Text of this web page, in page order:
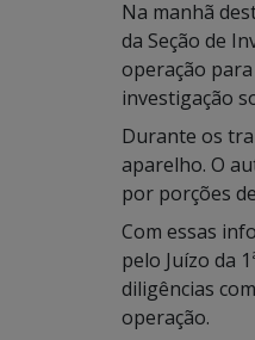
Na manhã
da Seção de
operação
investigação
Durante os
aparelho. O
por porções
Com essas
pelo Juízo da
diligências
operação.